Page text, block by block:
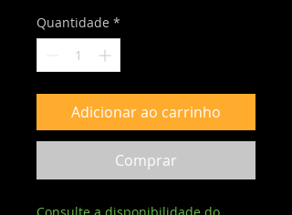
Quantidade *
Adicionar ao carrinho
Comprar